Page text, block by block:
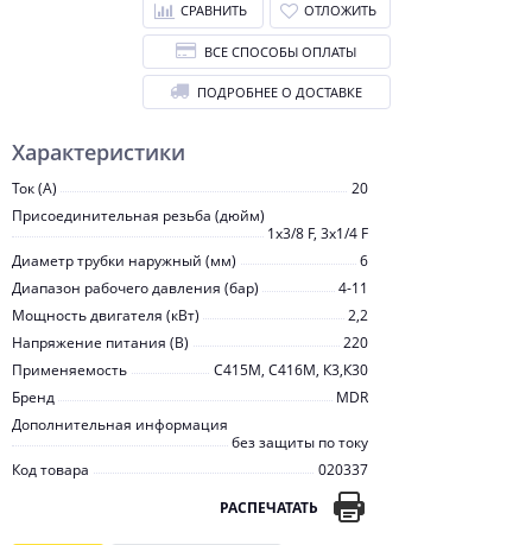
Характеристики
Ток (А)
20
Присоединительная резьба (дюйм)
1х3/8 F, 3х1/4 F
Диаметр трубки наружный (мм)
6
Диапазон рабочего давления (бар)
4-11
Мощность двигателя (кВт)
2,2
Напряжение питания (В)
220
Применяемость
С415М, С416М, К3,К30
Бренд
MDR
Дополнительная информация
без защиты по току
Код товара
020337
РАСПЕЧАТАТЬ
СРАВНИТЬ ОТЛОЖИТЬ
ВСЕ СПОСОБЫ ОПЛАТЫ
ПОДРОБНЕЕ О ДОСТАВКЕ